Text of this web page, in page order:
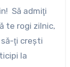
Să admiţi
te rogi zilnic,
ţi creşti
la